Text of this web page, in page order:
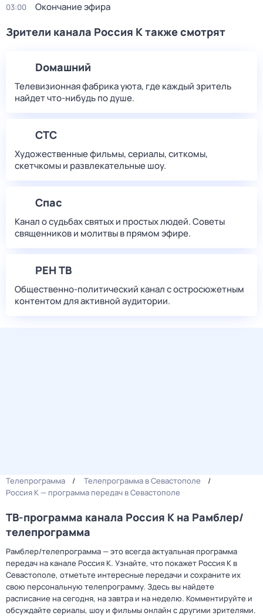
03:00 Окончание эфира
Зрители канала Россия К также смотрят
Dомашний
Телевизионная фабрика уюта, где каждый зритель
найдет что‑нибудь по душе.
СТС
Художественные фильмы, сериалы, ситкомы,
скетчкомы и развлекательные шоу.
Спас
Канал о судьбах святых и простых людей. Советы
священников и молитвы в прямом эфире.
РЕН ТВ
Общественно-политический канал с остросюжетным
контентом для активной аудитории.
Телепрограмма
Телепрограмма в Севастополе
Россия К — программа передач в Севастополе
ТВ-программа канала Россия К на Рамблер/
телепрограмма
Рамблер/телепрограмма — это всегда актуальная программа
передач на канале Россия К. Узнайте, что покажет Россия К в
Севастополе, отметьте интересные передачи и сохраните их
свою персональную телепрограмму. Здесь вы найдете
расписание на сегодня, на завтра и на неделю. Комментируйте и
обсуждайте сериалы, шоу и фильмы онлайн с другими зрителями.